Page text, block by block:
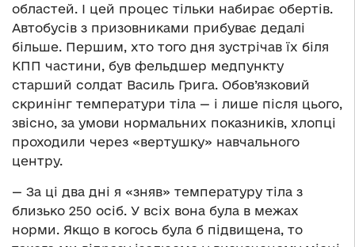
областей. І цей процес тільки набирає обертів.
Автобусів з призовниками прибуває дедалі
більше. Першим, хто того дня зустрічав їх біля
КПП частини, був фельдшер медпункту
старший солдат Василь Грига. Обов’язковий
скринінг температури тіла — і лише після цього,
звісно, за умови нормальних показників, хлопці
проходили через «вертушку» навчального
центру.
— За ці два дні я «зняв» температуру тіла з
близько 250 осіб. У всіх вона була в межах
норми. Якщо в когось була б підвищена, то